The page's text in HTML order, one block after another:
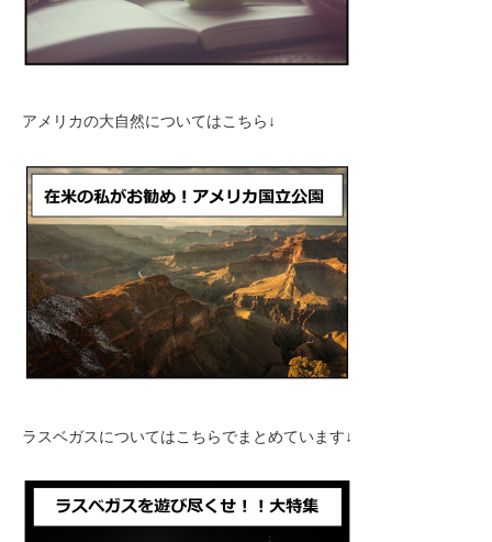
アメリカの大自然についてはこちら↓
ラスベガスについてはこちらでまとめています↓